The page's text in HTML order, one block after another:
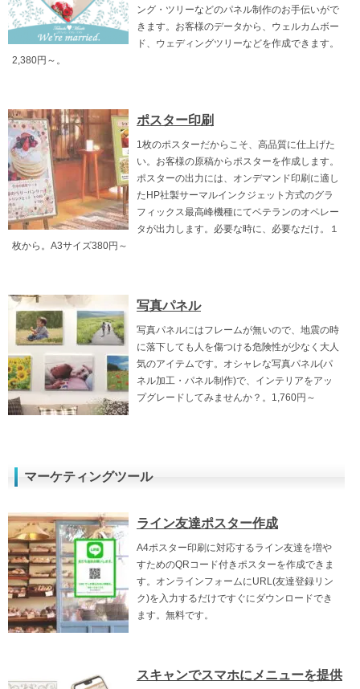
ング・ツリーなどのパネル制作のお手伝いがで
きます。お客様のデータから、ウェルカムボー
ド、ウェディングツリーなどを作成できます。
2,380円～。
ポスター印刷
1枚のポスターだからこそ、高品質に仕上げた
い。お客様の原稿からポスターを作成します。
ポスターの出力には、オンデマンド印刷に適し
たHP社製サーマルインクジェット方式のグラ
フィックス最高峰機種にてベテランのオペレー
タが出力します。必要な時に、必要なだけ。１
枚から。A3サイズ380円～
写真パネル
写真パネルにはフレームが無いので、地震の時
に落下しても人を傷つける危険性が少なく大人
気のアイテムです。オシャレな写真パネル(パ
ネル加工・パネル制作)で、インテリアをアッ
プグレードしてみませんか？。1,760円～
マーケティングツール
ライン友達ポスター作成
A4ポスター印刷に対応するライン友達を増や
すためのQRコード付きポスターを作成できま
す。オンラインフォームにURL(友達登録リン
ク)を入力するだけですぐにダウンロードでき
ます。無料です。
スキャンでスマホにメニューを提供